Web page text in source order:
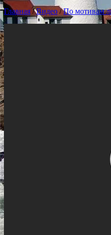
Главная/Видео /По мотивам